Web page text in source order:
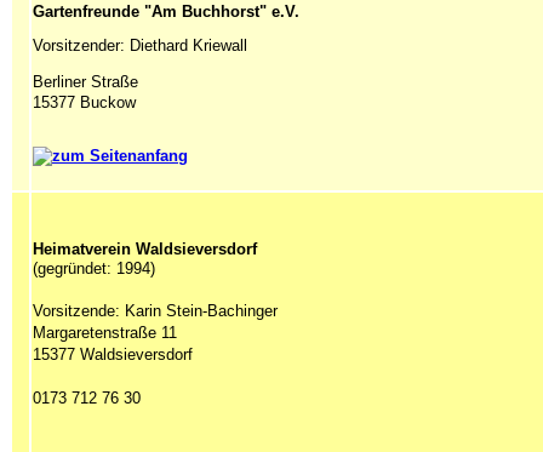
Gartenfreunde "Am Buchhorst" e.V.
Vorsitzender: Diethard Kriewall
Berliner Straße
15377 Buckow
Heimatverein Waldsieversdorf
(gegründet: 1994)
Vorsitzende: Karin Stein-Bachinger
Margaretenstraße 11
15377 Waldsieversdorf
0173 712 76 30